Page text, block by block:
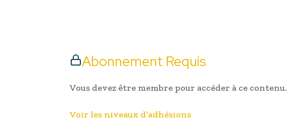
Abonnement Requis
Vous devez être membre pour accéder à ce contenu.
Voir les niveaux d’adhésions